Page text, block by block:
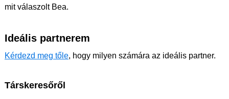
mit válaszolt Bea.
Ideális partnerem
Kérdezd meg tőle, hogy milyen számára az ideális partner.
Társkeresőről